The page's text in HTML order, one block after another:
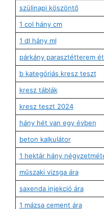
szülinapi köszöntő
1 col hány cm
1 dl hány ml
párkány parasztétterem
b kategóriás kresz teszt
kresz táblák
kresz teszt 2024
hány hét van egy évben
beton kalkulátor
1 hektár hány
műszaki vizsga ára
saxenda injekció ára
1 mázsa cement ára